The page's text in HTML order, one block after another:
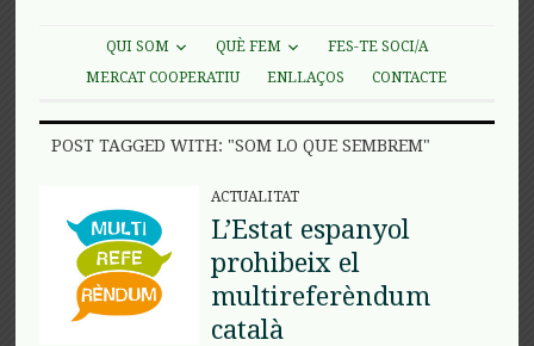
QUI SOM QUÈ FEM
FES-TE SOCI/A
MERCAT COOPERATIU
ENLLAÇOS CONTACTE
POST TAGGED WITH: "SOM LO QUE SEMBREM"
ACTUALITAT
L’Estat espanyol
prohibeix el
multireferèndum
català